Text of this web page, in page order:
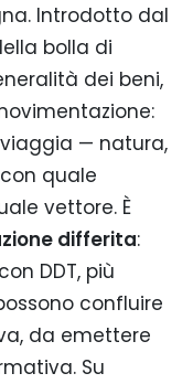
Introdotto dal
bolla di
dei beni,
— natura,
quale
vettore. È
differita:
DDT, più
confluire
da emettere
Su